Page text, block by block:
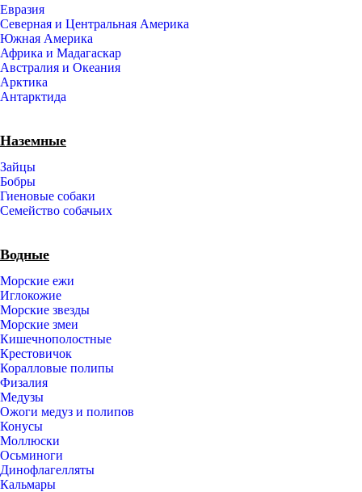
Евразия
Северная и Центральная Америка
Южная Америка
Африка и Мадагаскар
Австралия и Океания
Арктика
Антарктида
Наземные
Зайцы
Бобры
Гиеновые собаки
Семейство собачьих
Водные
Морские ежи
Иглокожие
Морские звезды
Морские змеи
Кишечнополостные
Крестовичок
Коралловые полипы
Физалия
Медузы
Ожоги медуз и полипов
Конусы
Моллюски
Осьминоги
Динофлагелляты
Кальмары